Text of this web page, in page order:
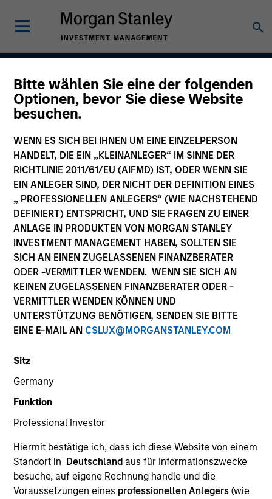
Bitte wählen Sie eine der folgenden
Optionen, bevor Sie diese Website
besuchen.
WENN ES SICH BEI IHNEN UM EINE EINZELPERSON
HANDELT, DIE EIN „KLEINANLEGER“ IM SINNE DER
RICHTLINIE 2011/61/EU (AIFMD) IST, ODER WENN SIE
EIN ANLEGER SIND, DER NICHT DER DEFINITION EINES
„ PROFESSIONELLEN ANLEGERS“ (WIE NACHSTEHEND
DEFINIERT) ENTSPRICHT, UND SIE FRAGEN ZU EINER
ANLAGE IN PRODUKTEN VON MORGAN STANLEY
INVESTMENT MANAGEMENT HABEN, SOLLTEN SIE
SICH AN EINEN ZUGELASSENEN FINANZBERATER
ODER -VERMITTLER WENDEN. WENN SIE SICH AN
KEINEN ZUGELASSENEN FINANZBERATER ODER -
VERMITTLER WENDEN KÖNNEN UND
UNTERSTÜTZUNG BENÖTIGEN, SENDEN SIE BITTE
EINE E-MAIL AN CSLUX@MORGANSTANLEY.COM
Sitz
Germany
Funktion
Professional Investor
Hiermit bestätige ich, dass ich diese Website von einem
Standort in Deutschland aus für Informationszwecke
besuche, auf eigene Rechnung handle und die
Voraussetzungen eines professionellen Anlegers(wie
Applied U.S. Core Equity
Strategy
Strategy Inception
July 2001
Asset Class
US Equity
Quick Facts
Benchmark
S&P 500 Total Return Index
Related Product
Pooled Vehicle
Insights